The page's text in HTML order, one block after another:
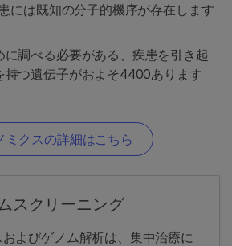
には既知の分子的機序が存在します
に調べる必要がある、疾患を引き起
持つ遺伝子がおよそ4400あります
ミクスの詳細はこちら
スクリーニング
よびゲノム解析は、集中治療に